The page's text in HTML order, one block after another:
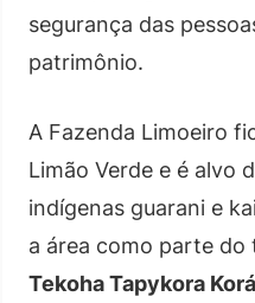
segurança das
patrimônio.
A Fazenda Limoeiro
Limão Verde e é alvo
indígenas guarani e
a área como parte
Tekoha Tapykora Korá